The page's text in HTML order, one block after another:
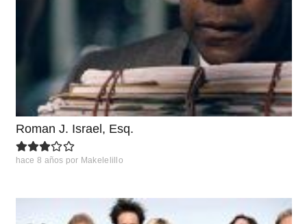
Roman J. Israel, Esq.
hace 8 años por Makelelillo